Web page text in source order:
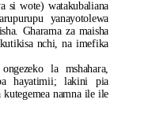
si wote) watakubaliana
yanayotolewa
Gharama za maisha
nchi, na imefika
la mshahara,
hayatimii; lakini pia
namna ile ile